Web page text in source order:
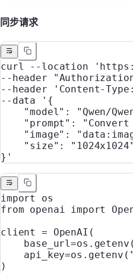
同步请求
curl --location
--header
--header
'Content-
--data
'{
"model": "Qwen/
"prompt":
"image":
    "size": "1024x1024"
}'
import
os
from openai import
client = OpenAI(
    base_url
=os.getenv(
    api_key
=os.getenv(
)